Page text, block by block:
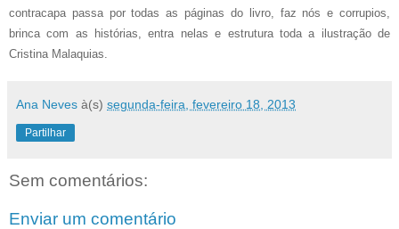
contracapa passa por todas as páginas do livro, faz nós e corrupios,
brinca com as histórias, entra nelas e estrutura toda a ilustração de
Cristina Malaquias.
Ana Neves à(s) segunda-feira, fevereiro 18, 2013
Partilhar
Sem comentários:
Enviar um comentário